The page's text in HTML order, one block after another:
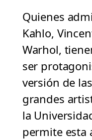
Quienes
Kahlo,
Warhol,
ser
versión de
grandes
la
permite esta